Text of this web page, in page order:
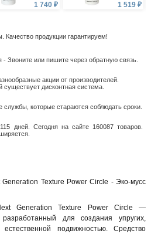
1 740 ₽ 1 519 ₽
Качество продукции гарантируем!
- Звоните или пишите через обратную связь.
акции от производителей.
существует дисконтная система.
службы, которые стараются соблюдать сроки.
дней. Сегодня на сайте 160087 товаров.
Texture Power Circle - Эко-мусс
Generation Texture Power Circle —
для создания упругих,
подвижностью. Средство